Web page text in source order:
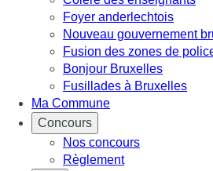
Foyer anderlechtois
Nouveau gouvernement
Fusion des zones de
Bonjour Bruxelles
Fusillades à Bruxelles
Ma Commune
Concours
Nos concours
Règlement